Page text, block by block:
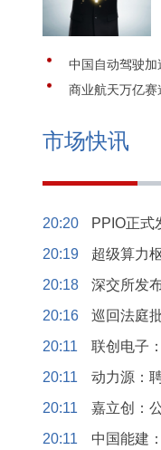
中国自动驾驶加
商业航天万亿
市场快讯
20:20
PPIO正式
20:19
超级算力
20:18
深交所发
20:16
巡回法庭
20:11
联创电子
20:11
动力源：
20:11
嘉立创：
20:11
中国能建